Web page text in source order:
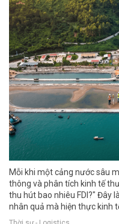
Mỗi khi một cảng nước sâu
thông và phân tích kinh tế
thu hút bao nhiêu FDI?" Đây
nhân quả mà hiện thực kinh